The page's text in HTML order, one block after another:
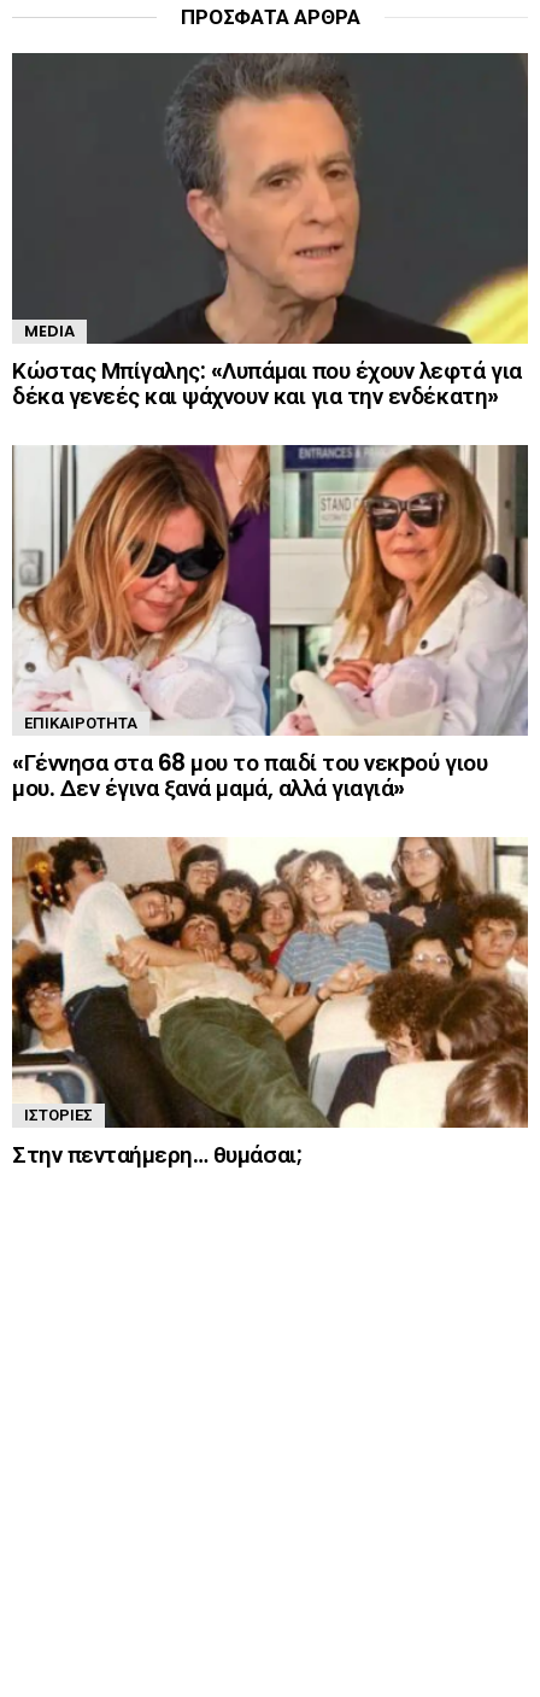
ΠΡΌΣΦΑΤΑ ΆΡΘΡΑ
MEDIA
Κώστας Μπίγαλης: «Λυπάμαι που έχουν λεφτά για
δέκα γενεές και ψάχνουν και για την ενδέκατη»
ΕΠΙΚΑΙΡΌΤΗΤΑ
«Γέννησα στα 68 μου το παιδί του νεκpού γιου
μου. Δεν έγινα ξανά μαμά, αλλά γιαγιά»
ΙΣΤΟΡΊΕΣ
Στην πενταήμερη… θυμάσαι;